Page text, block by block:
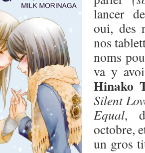
lancer
oui, des
nos
noms
va y
Hinako
Silent
Equal,
octobre,
un gros